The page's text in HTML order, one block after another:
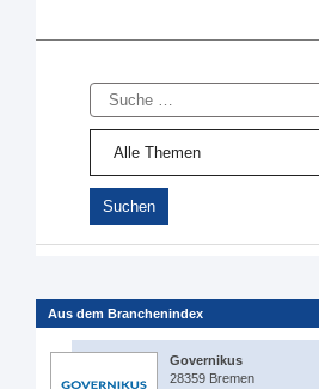
Suche
Aus dem Branchenindex
Governikus
28359 Bremen